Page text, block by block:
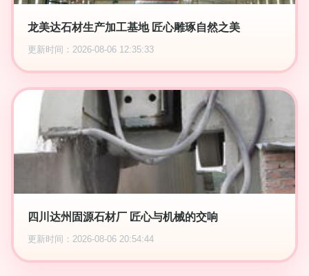
龙美达石材生产加工基地 匠心雕琢自然之美
更新时间：2026-08-06 12:35:33
四川达州固源石材厂 匠心与机械的交响
更新时间：2026-08-06 20:54:44